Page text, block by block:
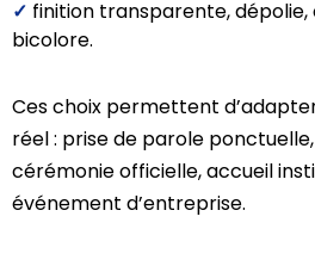
✓ finition transparente, dépolie,
bicolore.
Ces choix permettent
réel : prise de parole
cérémonie officielle, accueil
événement d’entreprise.